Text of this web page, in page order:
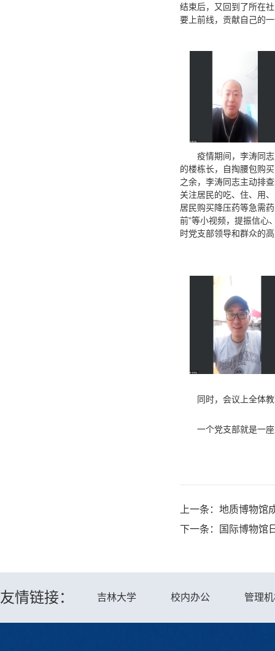
结束后，又回到了所在
要上前线，贡献自己的
疫情期间，李涛同
的楼栋长，自掏腰包购
之余，李涛同志主动排
关注居民的吃、住、用
居民购买降压药等急需
前”等小视频，提振信心
时党支部领导和群众的
同时，会议上全体
一个党支部就是一
上一条： 地质博物馆
下一条：
国际博物馆
友情链接： 吉林大学 校内办公 管理